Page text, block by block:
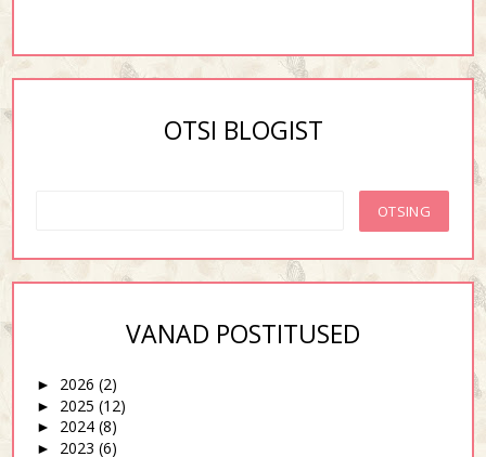
OTSI BLOGIST
VANAD POSTITUSED
► 2026 (2)
► 2025 (12)
► 2024 (8)
► 2023 (6)